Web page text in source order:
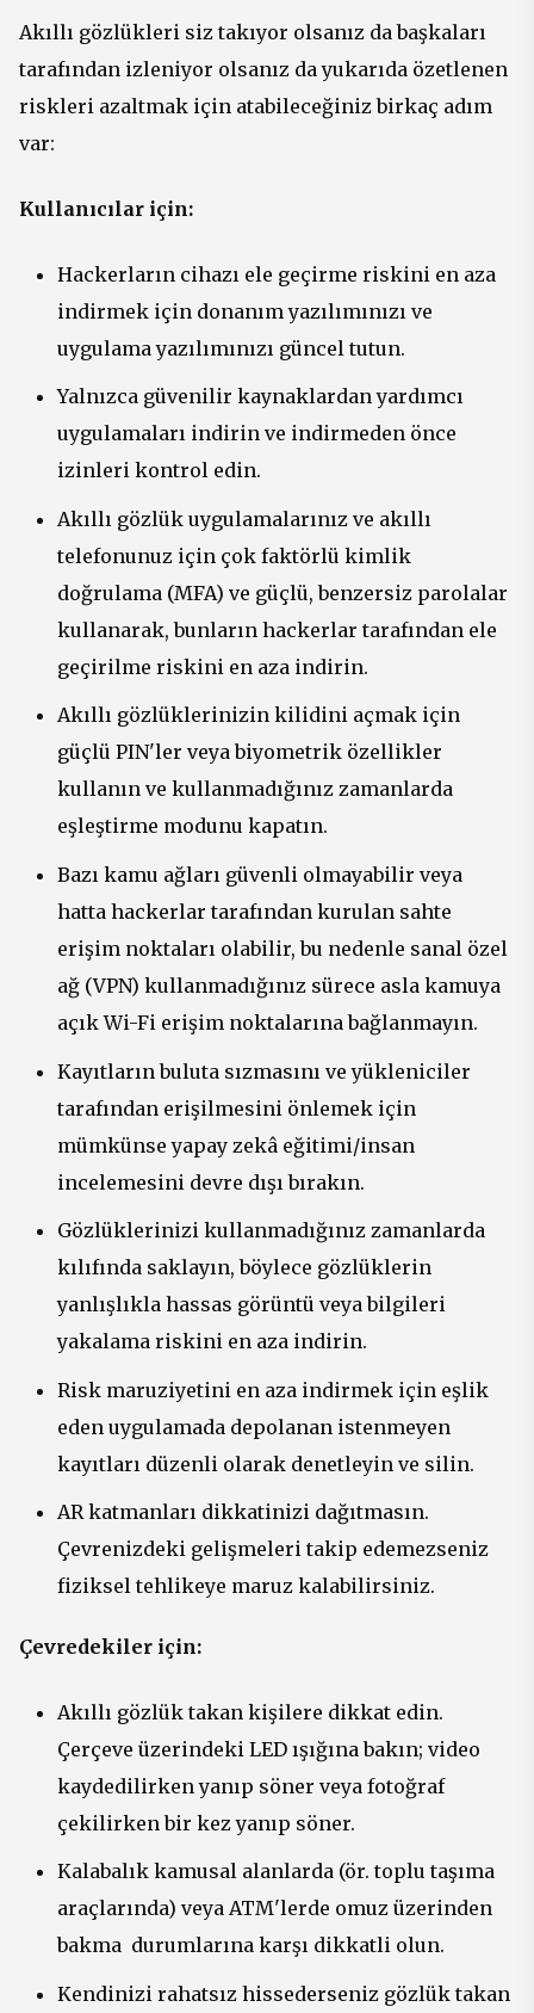
Akıllı gözlükleri siz takıyor olsanız da başkaları
tarafından izleniyor olsanız da yukarıda özetlenen
riskleri azaltmak için atabileceğiniz birkaç adım
var:
Kullanıcılar için:
Hackerların cihazı ele geçirme riskini en aza
indirmek için donanım yazılımınızı ve
uygulama yazılımınızı güncel tutun.
Yalnızca güvenilir kaynaklardan yardımcı
uygulamaları indirin ve indirmeden önce
izinleri kontrol edin.
Akıllı gözlük uygulamalarınız ve akıllı
telefonunuz için çok faktörlü kimlik
doğrulama (MFA) ve güçlü, benzersiz parolalar
kullanarak, bunların hackerlar tarafından ele
geçirilme riskini en aza indirin.
Akıllı gözlüklerinizin kilidini açmak için
güçlü PIN'ler veya biyometrik özellikler
kullanın ve kullanmadığınız zamanlarda
eşleştirme modunu kapatın.
Bazı kamu ağları güvenli olmayabilir veya
hatta hackerlar tarafından kurulan sahte
erişim noktaları olabilir, bu nedenle sanal özel
ağ (VPN) kullanmadığınız sürece asla kamuya
açık Wi-Fi erişim noktalarına bağlanmayın.
Kayıtların buluta sızmasını ve yükleniciler
tarafından erişilmesini önlemek için
mümkünse yapay zekâ eğitimi/insan
incelemesini devre dışı bırakın.
Gözlüklerinizi kullanmadığınız zamanlarda
kılıfında saklayın, böylece gözlüklerin
yanlışlıkla hassas görüntü veya bilgileri
yakalama riskini en aza indirin.
Risk maruziyetini en aza indirmek için eşlik
eden uygulamada depolanan istenmeyen
kayıtları düzenli olarak denetleyin ve silin.
AR katmanları dikkatinizi dağıtmasın.
Çevrenizdeki gelişmeleri takip edemezseniz
fiziksel tehlikeye maruz kalabilirsiniz.
Çevredekiler için:
Akıllı gözlük takan kişilere dikkat edin.
Çerçeve üzerindeki LED ışığına bakın; video
kaydedilirken yanıp söner veya fotoğraf
çekilirken bir kez yanıp söner.
Kalabalık kamusal alanlarda (ör. toplu taşıma
araçlarında) veya ATM'lerde omuz üzerinden
bakma durumlarına karşı dikkatli olun.
Kendinizi rahatsız hissederseniz gözlük takan